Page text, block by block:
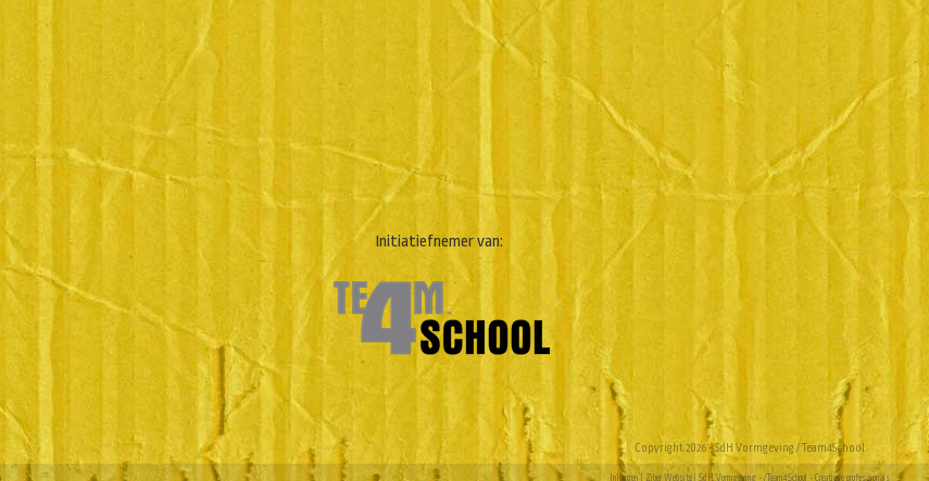
Initiatiefnemer van:
Copyright 2026 - SdH Vormgeving / Team4School
Inloggen| Ziber Website | SdH Vormgeving - /Team4School - Creatieve professionals